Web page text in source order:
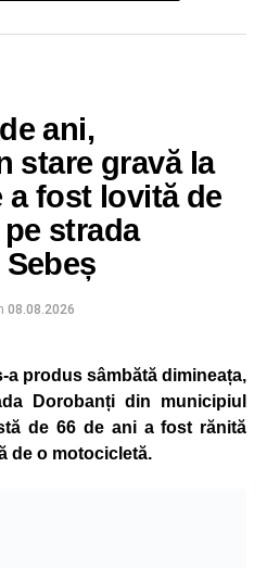
ani,
stare gravă la
a fost lovită de
strada
08.08.2026
a produs sâmbătă dimineața,
Dorobanți din municipiul
de 66 de ani a fost rănită
de o motocicletă.